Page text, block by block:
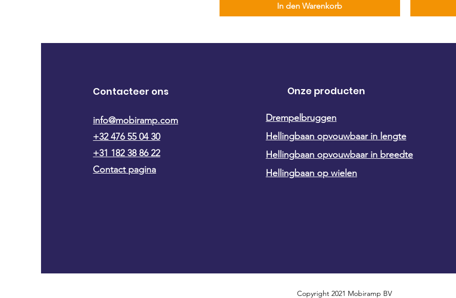
In den Warenkorb
Contacteer ons
info@mobiramp.com
+32 476 55 04 30
+31 182 38 86 22
Contact pagina
Onze producten
Drempelbruggen
Hellingbaan opvouwbaar in lengte
Hellingbaan opvouwbaar in breedte
Hellingbaan op wielen
Copyright 2021 Mobiramp BV